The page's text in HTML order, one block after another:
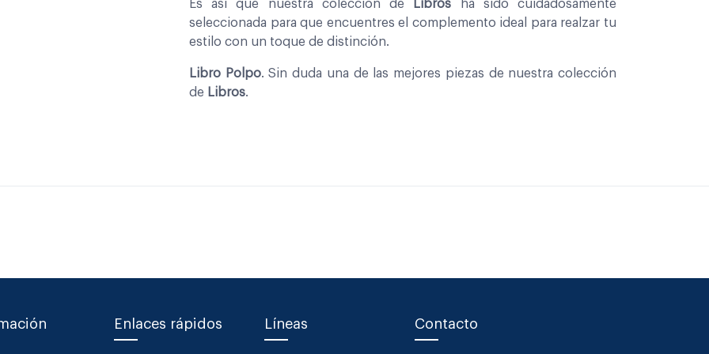
Es asi que nuestra coleccion de Libros ha sido cuidadosamente
seleccionada para que encuentres el complemento ideal para realzar tu
estilo con un toque de distinción.
Libro Polpo. Sin duda una de las mejores piezas de nuestra colección
de Libros.
Enlaces rápidos Líneas Contacto